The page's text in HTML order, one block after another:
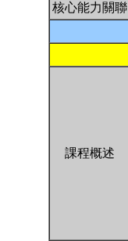
核心能力關聯
課程概述